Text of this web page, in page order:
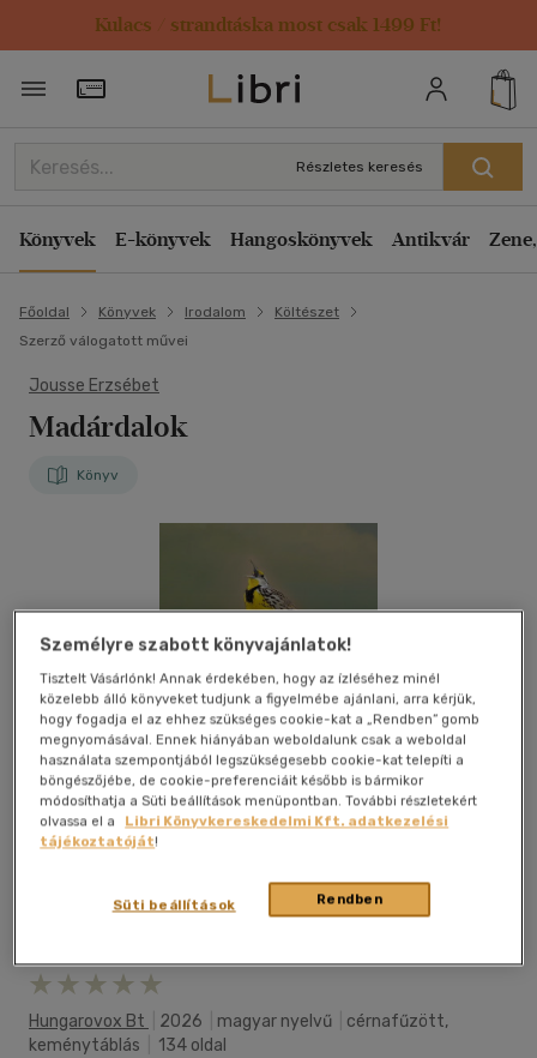
Kulacs / strandtáska most csak 1499 Ft!
Törzsvásárlói Kártya adatai
Részletes keresés
Könyvek E-könyvek Hangoskönyvek Antikvár
Főoldal Könyvek Irodalom
Költészet
Szerző válogatott művei
Jousse Erzsébet
Madárdalok
Könyv
Hungarovox Bt 2026 magyar nyelvű
cérnafűzött,
keménytáblás
134 oldal
Személyre szabott könyvajánlatok!
Tisztelt Vásárlónk! Annak érdekében, hogy az ízléséhez minél
közelebb álló könyveket tudjunk a figyelmébe ajánlani, arra kérjük,
hogy fogadja el az ehhez szükséges cookie-kat a „Rendben” gomb
megnyomásával. Ennek hiányában weboldalunk csak a weboldal
használata szempontjából legszükségesebb cookie-kat telepíti a
böngészőjébe, de cookie-preferenciáit később is bármikor
módosíthatja a Süti beállítások menüpontban. További részletekért
olvassa el a
Libri Könyvkereskedelmi Kft. adatkezelési
tájékoztatóját!
Rendben
Süti beállítások